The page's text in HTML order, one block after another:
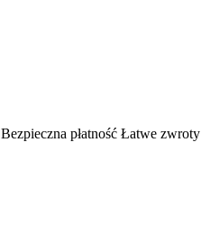
Bezpieczna płatność Łatwe zwroty